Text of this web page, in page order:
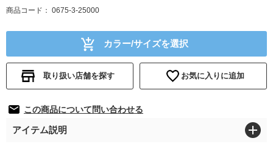
商品コード 0675-3-25000
カラー/サイズを選択
取り扱い店舗を探す お気に入りに追加
この商品について問い合わせる
アイテム説明